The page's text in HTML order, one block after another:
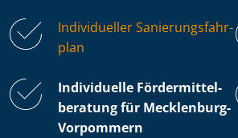
Individueller Sa­nie­rungs­fahr­
plan
Individuelle För­der­mit­tel­
be­ra­tung für Mecklenburg-
Vorpommern